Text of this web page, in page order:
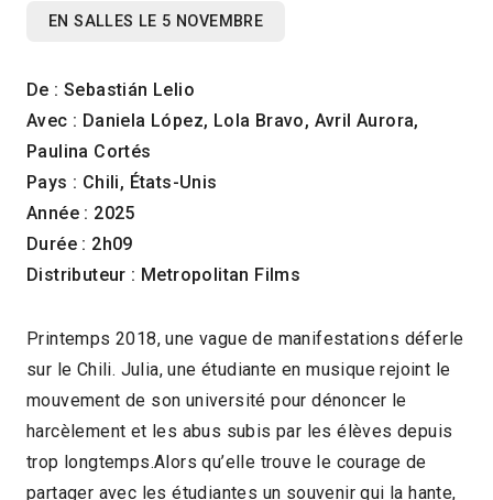
EN SALLES LE 5 NOVEMBRE
De : Sebastián Lelio
Avec : Daniela López, Lola Bravo, Avril Aurora,
Paulina Cortés
Pays : Chili, États-Unis
Année : 2025
Durée : 2h09
Distributeur : Metropolitan Films
Printemps 2018, une vague de manifestations déferle
sur le Chili. Julia, une étudiante en musique rejoint le
mouvement de son université pour dénoncer le
harcèlement et les abus subis par les élèves depuis
trop longtemps.Alors qu’elle trouve le courage de
partager avec les étudiantes un souvenir qui la hante,